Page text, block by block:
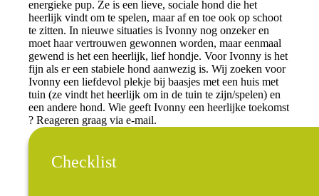
energieke pup. Ze is een lieve, sociale hond die het
heerlijk vindt om te spelen, maar af en toe ook op schoot
te zitten. In nieuwe situaties is Ivonny nog onzeker en
moet haar vertrouwen gewonnen worden, maar eenmaal
gewend is het een heerlijk, lief hondje. Voor Ivonny is het
fijn als er een stabiele hond aanwezig is. Wij zoeken voor
Ivonny een liefdevol plekje bij baasjes met een huis met
tuin (ze vindt het heerlijk om in de tuin te zijn/spelen) en
een andere hond. Wie geeft Ivonny een heerlijke toekomst
? Reageren graag via e-mail.
Checklist